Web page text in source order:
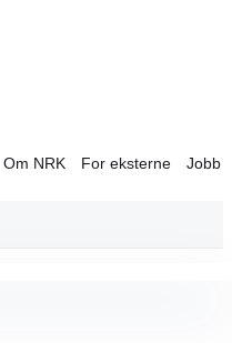
Om NRK For eksterne Jobb